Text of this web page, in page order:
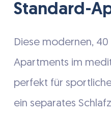
Standard-
Diese modernen, 40
Apartments im
perfekt für
ein separates